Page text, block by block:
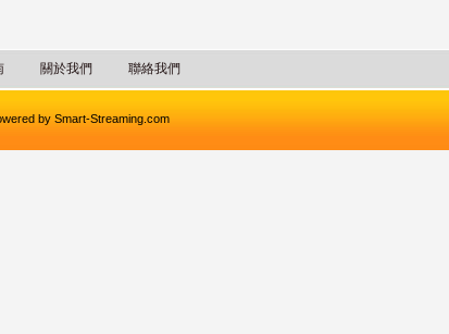
關於我們 聯絡我們
bySmart-Streaming.com